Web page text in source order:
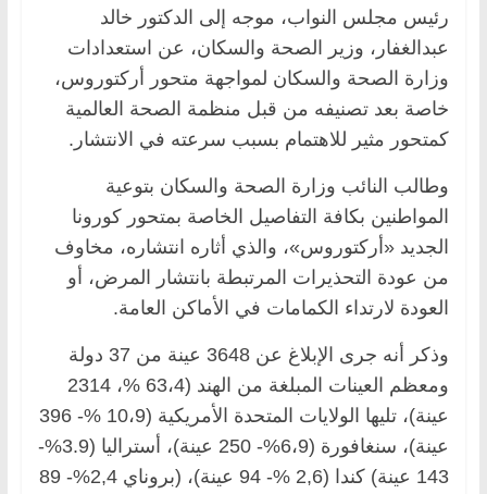
رئيس مجلس النواب، موجه إلى الدكتور خالد
عبدالغفار، وزير الصحة والسكان، عن استعدادات
وزارة الصحة والسكان لمواجهة متحور أركتوروس،
خاصة بعد تصنيفه من قبل منظمة الصحة العالمية
كمتحور مثير للاهتمام بسبب سرعته في الانتشار.
وطالب النائب وزارة الصحة والسكان بتوعية
المواطنين بكافة التفاصيل الخاصة بمتحور كورونا
الجديد «أركتوروس»، والذي أثاره انتشاره، مخاوف
من عودة التحذيرات المرتبطة بانتشار المرض، أو
العودة لارتداء الكمامات في الأماكن العامة.
وذكر أنه جرى الإبلاغ عن 3648 عينة من 37 دولة
ومعظم العينات المبلغة من الهند (63،4 %، 2314
عينة)، تليها الولايات المتحدة الأمريكية (10،9 %- 396
عينة)، سنغافورة (6،9%- 250 عينة)، أستراليا (3.9%-
143 عينة) كندا (2,6 %- 94 عينة)، (بروناي 2,4%- 89